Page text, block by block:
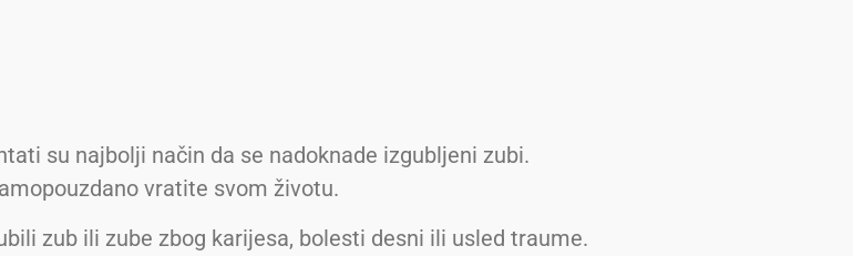
su najbolji način da se nadoknade izgubljeni zubi.
vratite svom životu.
zub ili zube zbog karijesa, bolesti desni ili usled traume.